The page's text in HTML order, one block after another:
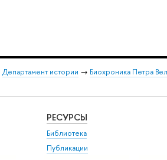
Департамент истории → Биохроника Петра
РЕСУРСЫ
Библиотека
Публикации